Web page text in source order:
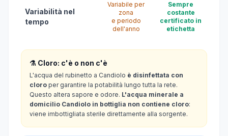
Variabilità nel
tempo
Variabile per
zona
e periodo
dell'anno
Sempre
costante
certificato in
etichetta
⚗️ Cloro: c'è o non c'è
L'acqua del rubinetto a Candiolo è disinfettata con
cloro per garantire la potabilità lungo tutta la rete.
Questo altera sapore e odore. L'acqua minerale a
domicilio Candiolo in bottiglia non contiene cloro:
viene imbottigliata sterile direttamente alla sorgente.